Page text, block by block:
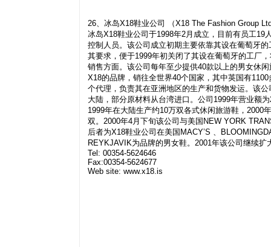
26、冰岛X18鞋业公司 （X18 The Fashion Group
冰岛X18鞋业公司于1998年2月成立，目前有员工
控制人员。该公司成立初期主要依靠其设在葡萄牙
其要求，便于1999年初关闭了其设在葡萄牙的工厂
销售方面。该公司每年至少提供40款以上的男女休
X18的品牌，销往全世界40个国家，其中英国有
个代理，负责其在亚洲地区的生产和货物发运。该
大陆，部分原材料从台湾进口。公司1999年营业额
1999年在大陆生产约10万双各式休闲旅游鞋，2000
双。2000年4月下旬该公司与美国NEW YORK
后者为X18鞋业公司在美国MACY’S 、
REYKJAVIK为品牌的男女鞋。2001年该公司继续
Tel: 00354-5624646
Fax:00354-5624677
Web site: www.x18.is